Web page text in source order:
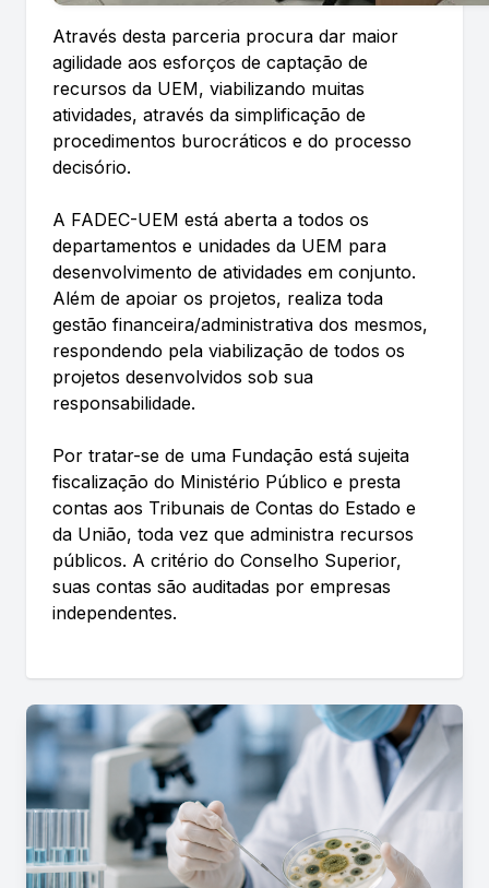
Através desta parceria procura dar maior
agilidade aos esforços de captação de
recursos da UEM, viabilizando muitas
atividades, através da simplificação de
procedimentos burocráticos e do processo
decisório.
A FADEC-UEM está aberta a todos os
departamentos e unidades da UEM para
desenvolvimento de atividades em conjunto.
Além de apoiar os projetos, realiza toda
gestão financeira/administrativa dos mesmos,
respondendo pela viabilização de todos os
projetos desenvolvidos sob sua
responsabilidade.
Por tratar-se de uma Fundação está sujeita
fiscalização do Ministério Público e presta
contas aos Tribunais de Contas do Estado e
da União, toda vez que administra recursos
públicos. A critério do Conselho Superior,
suas contas são auditadas por empresas
independentes.